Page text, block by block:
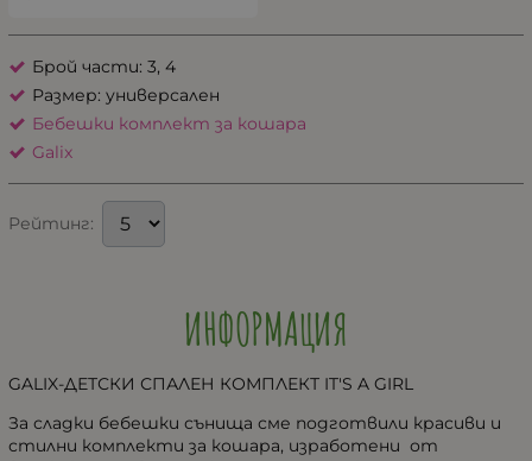
Брой части: 3, 4
Размер: универсален
Бебешки комплект за кошара
Galix
Рейтинг:
ИНФОРМАЦИЯ
GALIX-ДЕТСКИ СПАЛЕН КОМПЛЕКТ IT'S A GIRL
За сладки бебешки сънища сме подготвили красиви и
стилни комплекти за кошара, изработени от